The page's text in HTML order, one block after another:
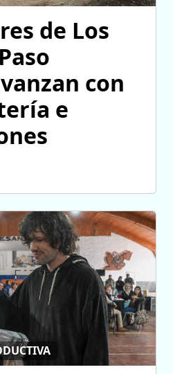
de Los
con
e